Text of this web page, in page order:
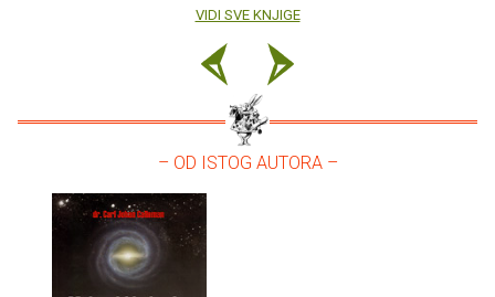
VIDI SVE KNJIGE
– OD ISTOG AUTORA –